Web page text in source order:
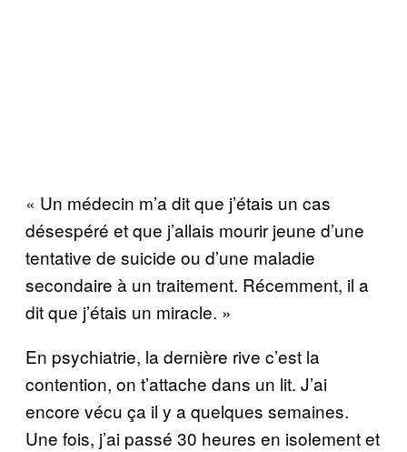
« Un médecin m’a dit que j’étais un cas
désespéré et que j’allais mourir jeune d’une
tentative de suicide ou d’une maladie
secondaire à un traitement. Récemment, il a
dit que j’étais un miracle. »
En psychiatrie, la dernière rive c’est la
contention, on t’attache dans un lit. J’ai
encore vécu ça il y a quelques semaines.
Une fois, j’ai passé 30 heures en isolement et